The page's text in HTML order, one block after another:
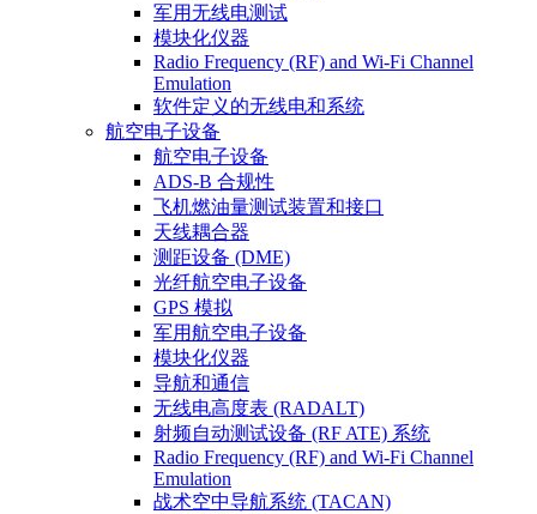
军用无线电测试
模块化仪器
Radio Frequency (RF) and Wi-Fi Channel
Emulation
软件定义的无线电和系统
航空电子设备
航空电子设备
ADS-B 合规性
飞机燃油量测试装置和接口
天线耦合器
测距设备 (DME)
光纤航空电子设备
GPS 模拟
军用航空电子设备
模块化仪器
导航和通信
无线电高度表 (RADALT)
射频自动测试设备 (RF ATE) 系统
Radio Frequency (RF) and Wi-Fi Channel
Emulation
战术空中导航系统 (TACAN)